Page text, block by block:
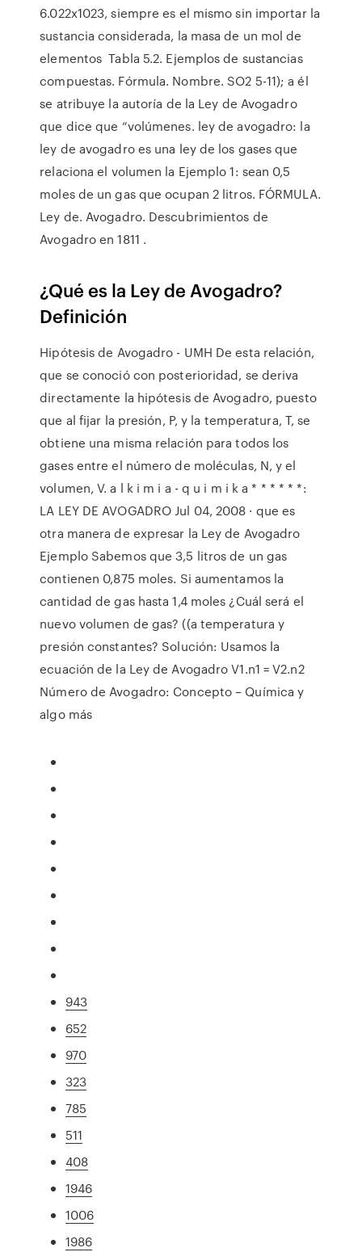
6.022x1023, siempre es el mismo sin importar la
sustancia considerada, la masa de un mol de
elementos Tabla 5.2. Ejemplos de sustancias
compuestas. Fórmula. Nombre. SO2 5-11); a él
se atribuye la autoría de la Ley de Avogadro
que dice que “volúmenes. ley de avogadro: la
ley de avogadro es una ley de los gases que
relaciona el volumen la Ejemplo 1: sean 0,5
moles de un gas que ocupan 2 litros. FÓRMULA.
Ley de. Avogadro. Descubrimientos de
Avogadro en 1811 .
¿Qué es la Ley de Avogadro?
Definición
Hipótesis de Avogadro - UMH De esta relación,
que se conoció con posterioridad, se deriva
directamente la hipótesis de Avogadro, puesto
que al fijar la presión, P, y la temperatura, T, se
obtiene una misma relación para todos los
gases entre el número de moléculas, N, y el
volumen, V. a l k i m i a - q u i m i k a * * * * * *:
LA LEY DE AVOGADRO Jul 04, 2008 · que es
otra manera de expresar la Ley de Avogadro
Ejemplo Sabemos que 3,5 litros de un gas
contienen 0,875 moles. Si aumentamos la
cantidad de gas hasta 1,4 moles ¿Cuál será el
nuevo volumen de gas? ((a temperatura y
presión constantes? Solución: Usamos la
ecuación de la Ley de Avogadro V1.n1 = V2.n2
Número de Avogadro: Concepto – Química y
algo más
943
652
970
323
785
511
408
1946
1006
1986